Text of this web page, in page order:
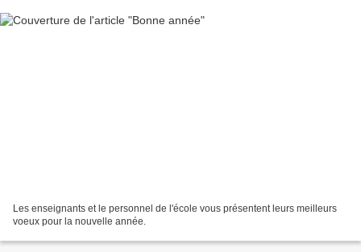
Les enseignants et le personnel de l'école vous présentent leurs meilleurs
voeux pour la nouvelle année.